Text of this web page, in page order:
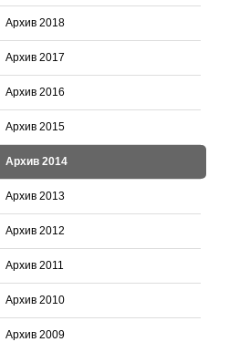
Архив 2018
Архив 2017
Архив 2016
Архив 2015
Архив 2014
Архив 2013
Архив 2012
Архив 2011
Архив 2010
Архив 2009